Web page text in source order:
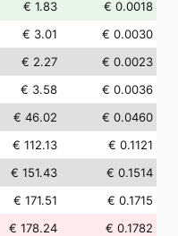
€ 1.83
€ 0.0018
€ 3.01
€ 0.0030
€ 2.27
€ 0.0023
€ 3.58
€ 0.0036
€ 46.02
€ 0.0460
€ 112.13
€ 0.1121
€ 151.43
€ 0.1514
€ 171.51
€ 0.1715
€ 178.24
€ 0.1782